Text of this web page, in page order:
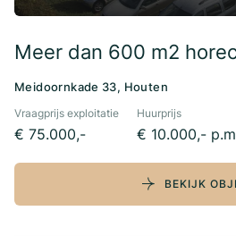
Meer dan 600 m2
Meidoornkade 33, Houten
Vraagprijs exploitatie
€ 75.000,-
Huurprijs
€ 10.000,-
BEKIJK